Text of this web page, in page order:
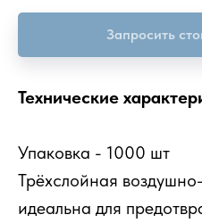
Запросить
Технические
Упаковка - 1000 шт
Трёхслойная
идеальна для